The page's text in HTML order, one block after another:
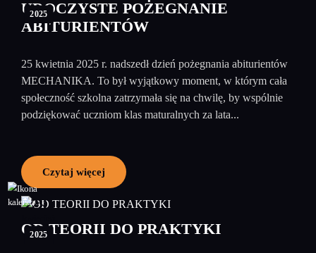
2025
UROCZYSTE POŻEGNANIE
ABITURIENTÓW
25 kwietnia 2025 r. nadszedł dzień pożegnania abiturientów
MECHANIKA. To był wyjątkowy moment, w którym cała
społeczność szkolna zatrzymała się na chwilę, by wspólnie
podziękować uczniom klas maturalnych za lata...
Czytaj więcej
29
2025
OD TEORII DO PRAKTYKI